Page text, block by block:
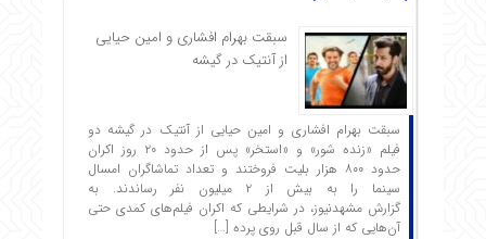
سبقت بهرام افشاری و امین حیایی
از آنتیک در گیشه
سبقت بهرام افشاری و امین حیایی از آنتیک در گیشه دو
فیلم «زنده شور» و «استخر» پس از حدود ۲۰ روز اکران
حدود ۸۰۰ هزار بلیت فروختند و تعداد تماشاگران امسال
سینما را به بیش از ۲ میلیون نفر رساندند. به
گزارش مشهدنیوز، در شرایطی که اکران فیلم‌های کمدی حتی
آن‌هایی که از سال قبل روی پرده […]